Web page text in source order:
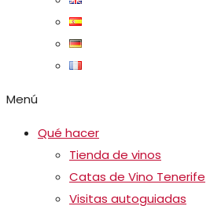
Menú
Qué hacer
Tienda de vinos
Catas de Vino Tenerife
Visitas autoguiadas